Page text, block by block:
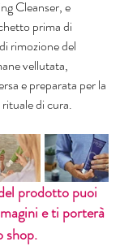
Cleanser, e
prima di
rimozione del
vellutata,
e preparata per la
di cura.
prodotto puoi
e ti porterà
shop.